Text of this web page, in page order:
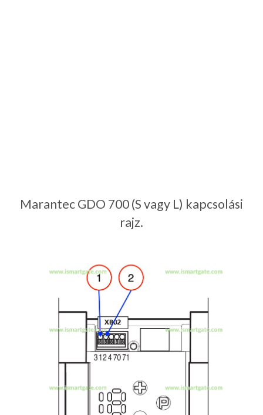
Marantec GDO 700 (S vagy L) kapcsolási
rajz.